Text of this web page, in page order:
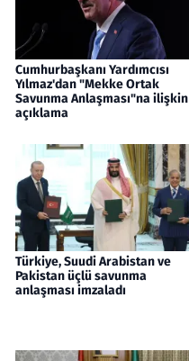
Cumhurbaşkanı Yardımcısı
Yılmaz'dan "Mekke Ortak
Savunma Anlaşması"na ilişkin
açıklama
Türkiye, Suudi Arabistan ve
Pakistan üçlü savunma
anlaşması imzaladı